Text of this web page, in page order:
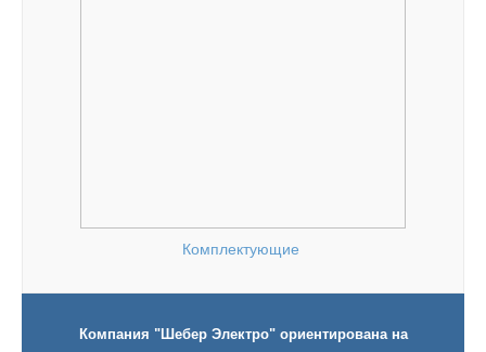
Комплектующие
Компания "Шебер Электро" ориентирована на